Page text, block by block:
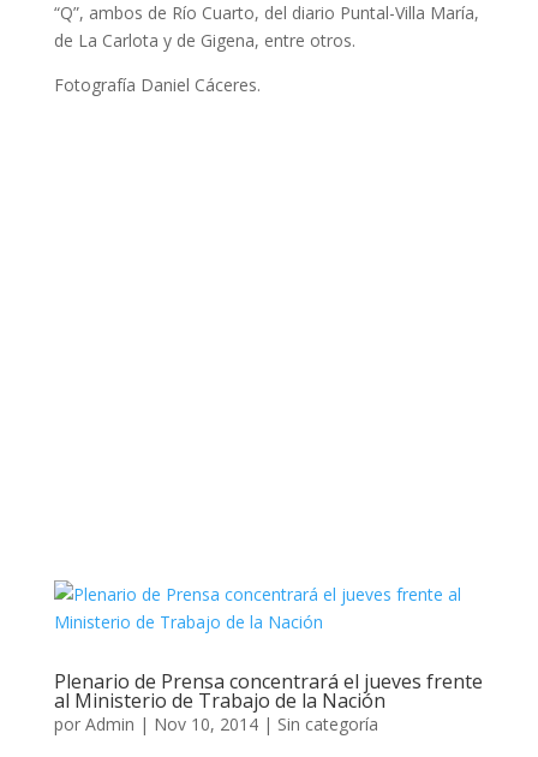
“Q”, ambos de Río Cuarto, del diario Puntal-Villa María,
de La Carlota y de Gigena, entre otros.
Fotografía Daniel Cáceres.
Plenario de Prensa concentrará el jueves frente
al Ministerio de Trabajo de la Nación
por Admin | Nov 10, 2014| Sin categoría